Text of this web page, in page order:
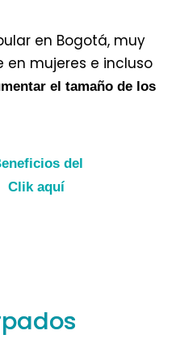
en Bogotá, muy
mujeres e incluso
el tamaño de los
del
Clik aquí